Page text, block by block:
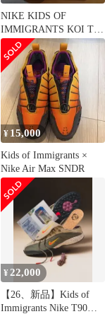
NIKE KIDS OF
IMMIGRANTS KOI T90
MULE ナイキ
¥ 15,000
Kids of Immigrants ×
Nike Air Max SNDR
¥ 22,000
【26、新品】Kids of
Immigrants Nike T90